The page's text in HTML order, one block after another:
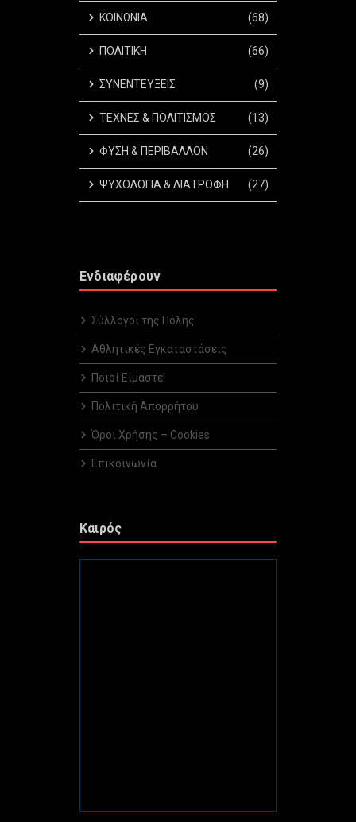
ΚΟΙΝΩΝΙΑ (68)
ΠΟΛΙΤΙΚΗ (66)
ΣΥΝΕΝΤΕΥΞΕΙΣ (9)
ΤΕΧΝΕΣ & ΠΟΛΙΤΙΣΜΟΣ (13)
ΦΥΣΗ & ΠΕΡΙΒΑΛΛΟΝ (26)
ΨΥΧΟΛΟΓΙΑ & ΔΙΑΤΡΟΦΗ (27)
Ενδιαφέρουν
Σύλλογοι της Πόλης
Αθλητικές Εγκαταστάσεις
Ποιοί Είμαστε!
Πολιτική Απορρήτου
Όροι Χρήσης – Cookies
Επικοινωνία
Καιρός